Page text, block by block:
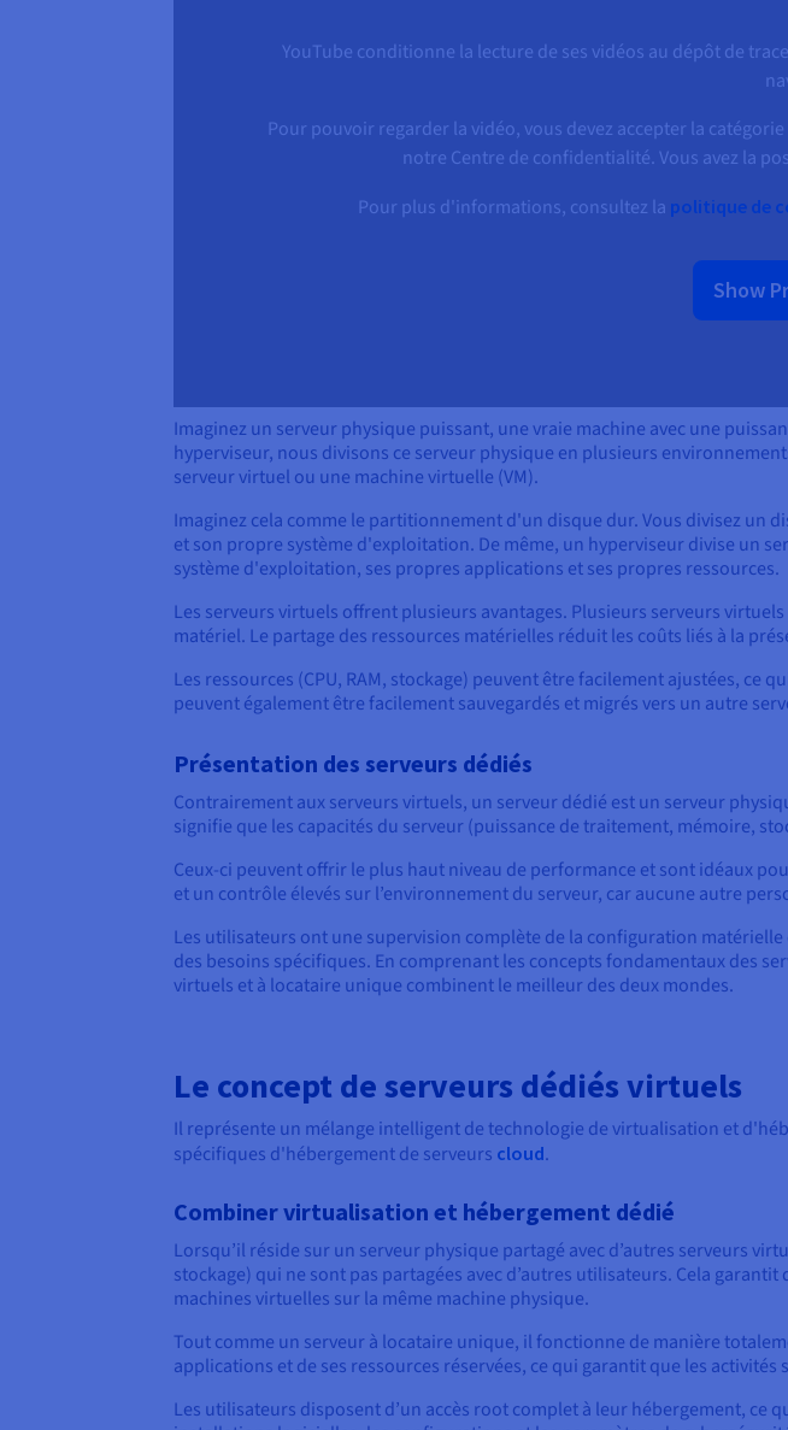
YouTube conditionne la lecture de ses vidéos au dépôt de
Pour pouvoir regarder la vidéo, vous devez accepter la
notre Centre de confidentialité. Vous avez la
Pour plus d'informations, consultez la politique de
Show
Imaginez un serveur physique puissant, une vraie machine avec une
hyperviseur, nous divisons ce serveur physique en plusieurs
serveur virtuel ou une machine virtuelle (VM).
Imaginez cela comme le partitionnement d'un disque dur. Vous divisez un
et son propre système d'exploitation. De même, un hyperviseur divise un
système d'exploitation, ses propres applications et ses propres ressources.
Les serveurs virtuels offrent plusieurs avantages. Plusieurs serveurs
matériel. Le partage des ressources matérielles réduit les coûts liés à la
Les ressources (CPU, RAM, stockage) peuvent être facilement ajustées,
peuvent également être facilement sauvegardés et migrés vers un autre
Présentation des serveurs dédiés
Contrairement aux serveurs virtuels, un serveur dédié est un serveur
signifie que les capacités du serveur (puissance de traitement, mémoire,
Ceux-ci peuvent offrir le plus haut niveau de performance et sont idéaux
et un contrôle élevés sur l’environnement du serveur, car aucune autre
Les utilisateurs ont une supervision complète de la configuration
des besoins spécifiques. En comprenant les concepts fondamentaux des
virtuels et à locataire unique combinent le meilleur des deux mondes.
Le concept de serveurs dédiés virtuels
Il représente un mélange intelligent de technologie de virtualisation et
spécifiques d'hébergement de serveurs cloud.
Combiner virtualisation et hébergement dédié
Lorsqu’il réside sur un serveur physique partagé avec d’autres serveurs
stockage) qui ne sont pas partagées avec d’autres utilisateurs. Cela
machines virtuelles sur la même machine physique.
Tout comme un serveur à locataire unique, il fonctionne de manière
applications et de ses ressources réservées, ce qui garantit que les
Les utilisateurs disposent d’un accès root complet à leur hébergement, ce